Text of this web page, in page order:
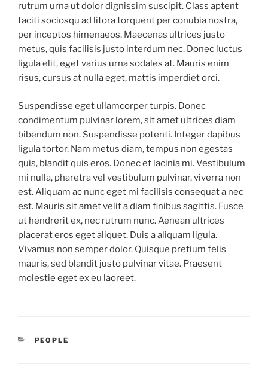
rutrum urna ut dolor dignissim suscipit. Class aptent
taciti sociosqu ad litora torquent per conubia nostra,
per inceptos himenaeos. Maecenas ultrices justo
metus, quis facilisis justo interdum nec. Donec luctus
ligula elit, eget varius urna sodales at. Mauris enim
risus, cursus at nulla eget, mattis imperdiet orci.
Suspendisse eget ullamcorper turpis. Donec
condimentum pulvinar lorem, sit amet ultrices diam
bibendum non. Suspendisse potenti. Integer dapibus
ligula tortor. Nam metus diam, tempus non egestas
quis, blandit quis eros. Donec et lacinia mi. Vestibulum
mi nulla, pharetra vel vestibulum pulvinar, viverra non
est. Aliquam ac nunc eget mi facilisis consequat a nec
est. Mauris sit amet velit a diam finibus sagittis. Fusce
ut hendrerit ex, nec rutrum nunc. Aenean ultrices
placerat eros eget aliquet. Duis a aliquam ligula.
Vivamus non semper dolor. Quisque pretium felis
mauris, sed blandit justo pulvinar vitae. Praesent
molestie eget ex eu laoreet.
KATEGORIEN
PEOPLE